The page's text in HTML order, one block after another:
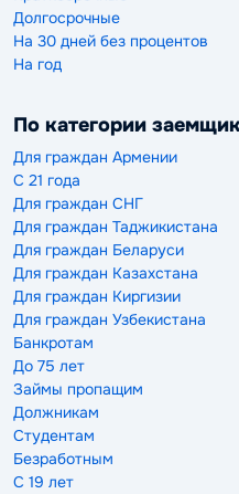
Долгосрочные
На 30 дней без процентов
На год
По категории
Для граждан Армении
С 21 года
Для граждан СНГ
Для граждан Таджикистана
Для граждан Беларуси
Для граждан Казахстана
Для граждан Киргизии
Для граждан Узбекистана
Банкротам
До 75 лет
Займы пропащим
Должникам
Студентам
Безработным
С 19 лет